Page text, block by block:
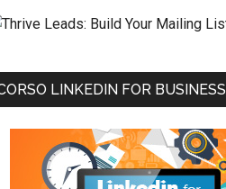
LINKEDIN FOR BUSINESS